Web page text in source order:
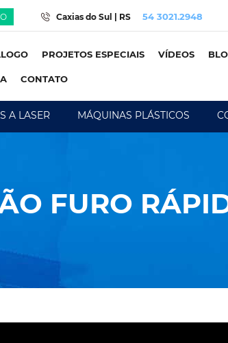
Caxias do Sul | RS 54 3021.2948
PROJETOS ESPECIAIS VÍDEOS
CONTATO
A LASER MÁQUINAS PLÁSTICOS
FURO